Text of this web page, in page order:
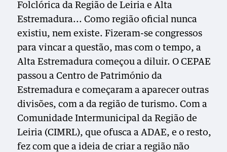
Folclórica da Região de Leiria e Alta
Estremadura... Como região oficial nunca
existiu, nem existe. Fizeram-se congressos
para vincar a questão, mas com o tempo, a
Alta Estremadura começou a diluir. O CEPAE
passou a Centro de Património da
Estremadura e começaram a aparecer outras
divisões, com a da região de turismo. Com a
Comunidade Intermunicipal da Região de
Leiria (CIMRL), que ofusca a ADAE, e o resto,
fez com que a ideia de criar a região não